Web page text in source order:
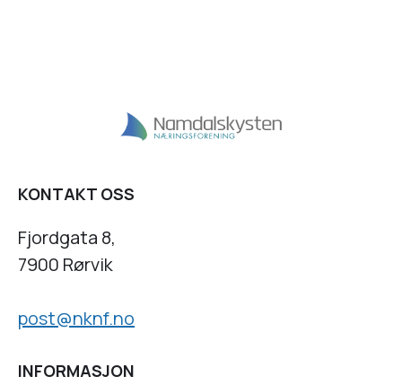
KONTAKT OSS
Fjordgata 8,
7900 Rørvik
post@nknf.no
INFORMASJON